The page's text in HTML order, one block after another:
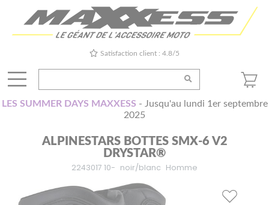
Satisfaction client : 4.8/5
LES SUMMER DAYS MAXXESS - Jusqu'au lundi 1er septembre
2025
ALPINESTARS BOTTES SMX-6 V2
DRYSTAR®
2243017 10- noir/blanc Homme